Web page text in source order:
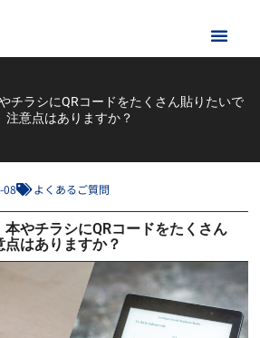
チラシにQRコードをたくさん貼りたいで
注意点はありますか？
08 よくあるご質問
本やチラシにQRコードをたくさん
はありますか？